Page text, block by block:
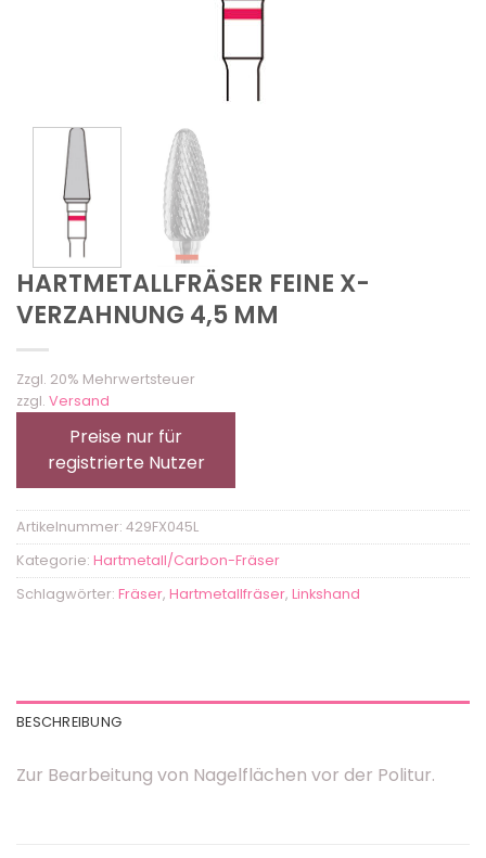
HARTMETALLFRÄSER FEINE X-
VERZAHNUNG 4,5 MM
Zzgl. 20% Mehrwertsteuer
zzgl. Versand
Preise nur für
registrierte Nutzer
Artikelnummer: 429FX045L
Kategorie: Hartmetall/Carbon-Fräser
Schlagwörter: Fräser, Hartmetallfräser, Linkshand
BESCHREIBUNG
Zur Bearbeitung von Nagelflächen vor der Politur.